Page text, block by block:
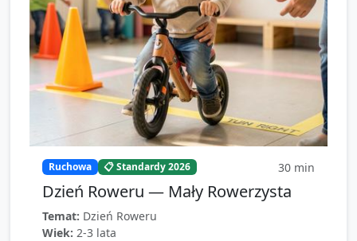
Ruchowa 📋 Standardy 2026 30 min
Dzień Roweru — Mały Rowerzysta
Temat: Dzień Roweru
Wiek: 2-3 lata